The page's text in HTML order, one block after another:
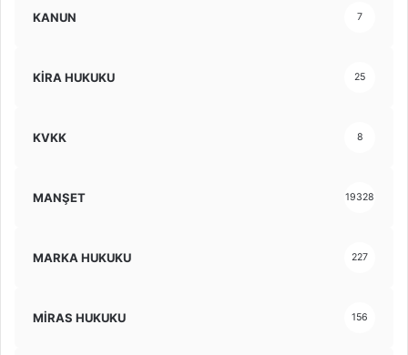
KANUN 7
KİRA HUKUKU 25
KVKK 8
MANŞET 19328
MARKA HUKUKU 227
MİRAS HUKUKU 156